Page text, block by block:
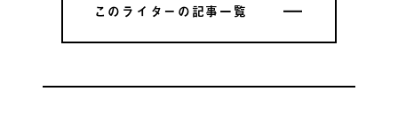
このライターの記事一覧
このライターの記事一覧